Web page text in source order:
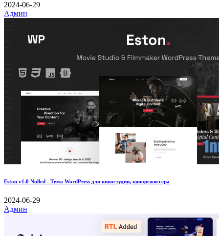
2024-06-29
Админ
Eston v1.0 Nulled - Тема WordPress для киностудии, кинорежиссера
2024-06-29
Админ